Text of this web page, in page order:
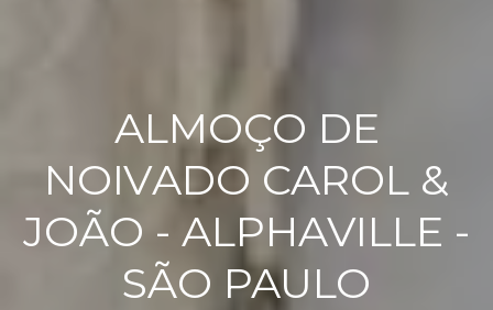
ALMOÇO DE
NOIVADO CAROL &
JOÃO - ALPHAVILLE -
SÃO PAULO